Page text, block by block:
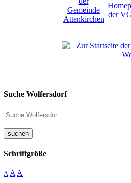
Suche Wolfersdorf
suchen
Schriftgröße
A A A